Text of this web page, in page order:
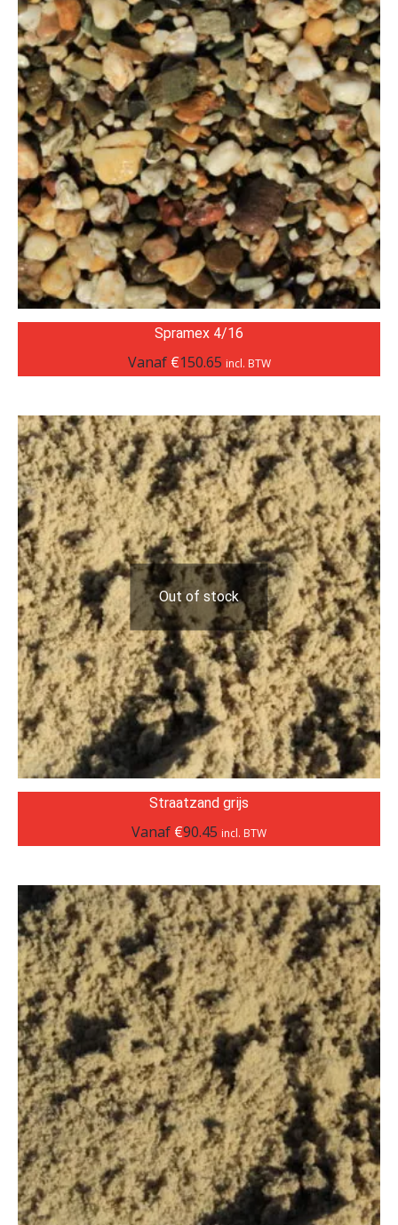
Spramex 4/16
Vanaf €150.65 incl. BTW
Out of stock
Straatzand grijs
Vanaf €90.45 incl. BTW